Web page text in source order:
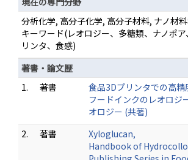
分析化学, 高分子化学, 高分子材料, ナノ材
キーワード(レオロジー、多糖類、ナノポ
リンタ、食感)
著書・論文歴
1.
著書
食品3Dプリンタでの高精
フードインクのレオロジ
オロジー (共著)
2.
著書
Xyloglucan,
Handbook of